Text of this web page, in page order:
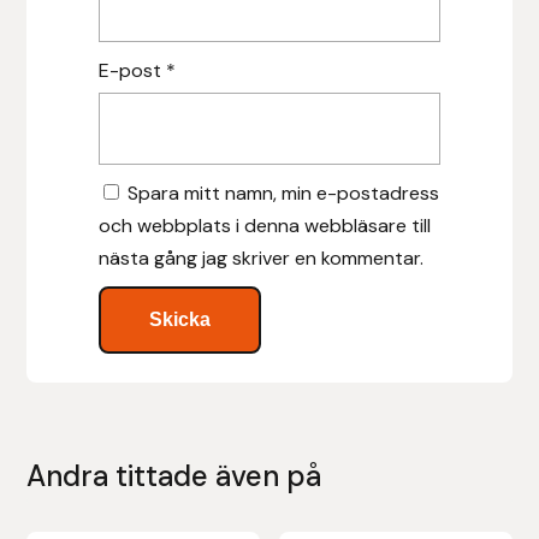
E-post *
Spara mitt namn, min e-postadress
och webbplats i denna webbläsare till
nästa gång jag skriver en kommentar.
Andra tittade även på
Mustad